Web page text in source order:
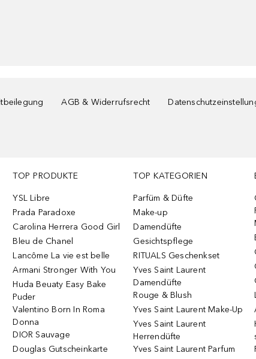
AGB & Widerrufsrecht
TOP PRODUKTE
YSL Libre
Prada Paradoxe
Carolina Herrera Good Girl
Bleu de Chanel
Lancôme La vie est belle
Armani Stronger With You
Huda Beuaty Easy Bake
Puder
Valentino Born In Roma
Donna
DIOR Sauvage
Douglas Gutscheinkarte
TOP KATEGORIEN
Parfüm & Düfte
Make-up
Damendüfte
Gesichtspflege
RITUALS Geschenkset
Yves Saint Laurent
Damendüfte
Rouge & Blush
Yves Saint Laurent Make-Up
Yves Saint Laurent
Herrendüfte
Yves Saint Laurent Parfum